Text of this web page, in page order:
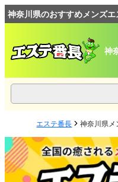
神奈川県のおすすめメンズ
神
エステ番長 神奈川県メ